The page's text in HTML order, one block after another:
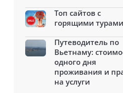
Топ сайтов с
горящими турами
Путеводитель по
Вьетнаму:
одного дня
проживания и
на услуги